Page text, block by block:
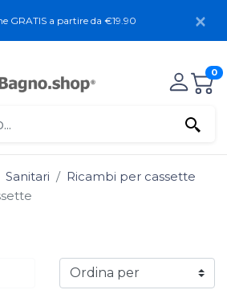
GRATIS a partire da €19.90
0
Sanitari
Ricambi per cassette